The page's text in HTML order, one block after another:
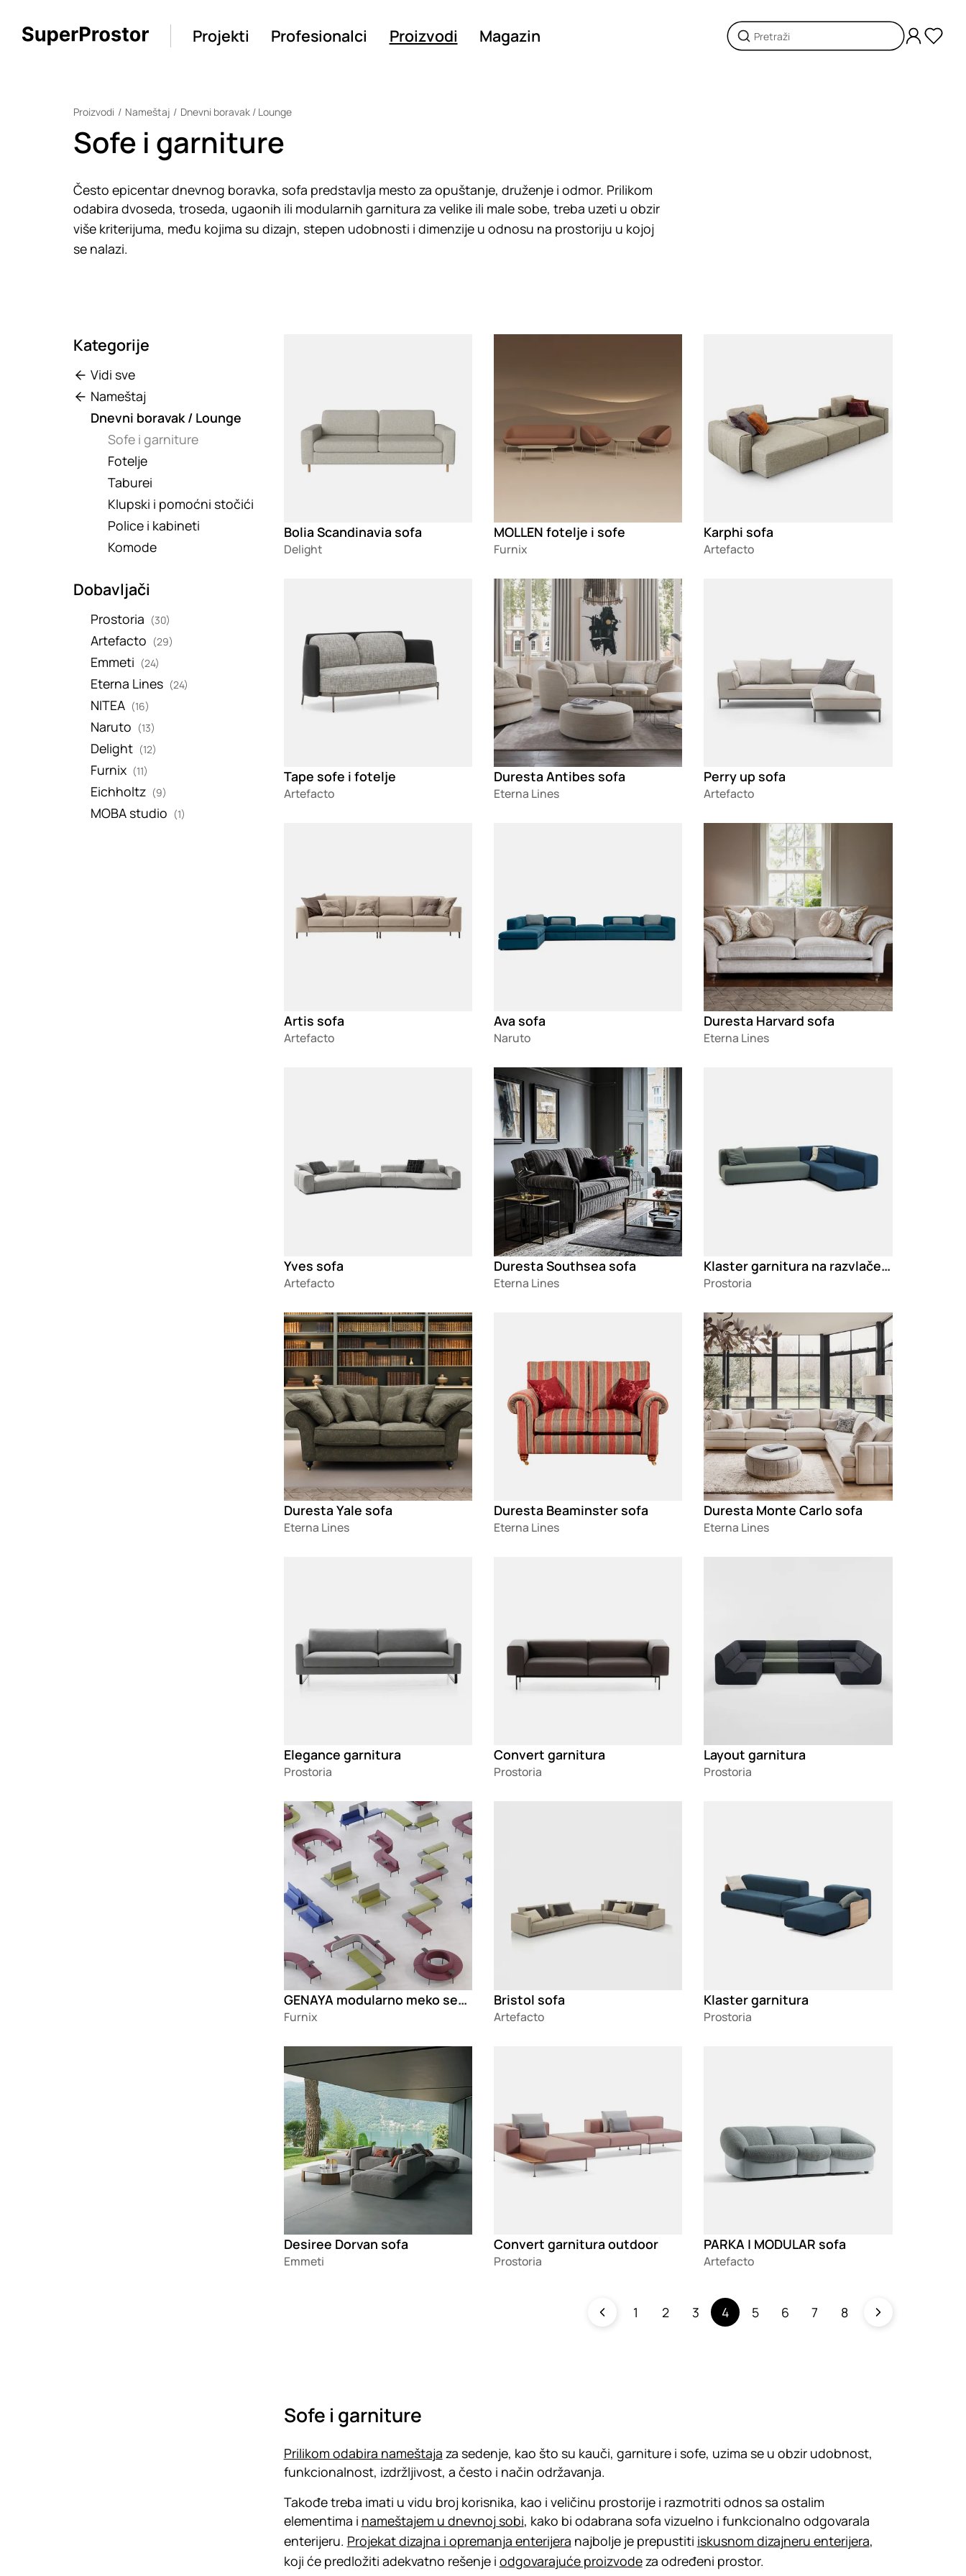
Projekti Profesionalci Proizvodi Magazin
Proizvodi Nameštaj Dnevni boravak / Lounge
Sofe i garniture
Često epicentar dnevnog boravka, sofa predstavlja mesto za opuštanje, druženje i odmor. Prilikom
odabira dvoseda, troseda, ugaonih ili modularnih garnitura za velike ili male sobe, treba uzeti u obzir
više kriterijuma, među kojima su dizajn, stepen udobnosti i dimenzije u odnosu na prostoriju u kojoj
se nalazi.
Kategorije
Vidi sve
Nameštaj
Dnevni boravak / Lounge
Sofe i garniture
Fotelje
Taburei
Klupski i pomoćni stočići
Police i kabineti
Komode
Dobavljači
Prostoria (30)
Artefacto (29)
Emmeti (24)
Eterna Lines (24)
NITEA (16)
Naruto (13)
Delight (12)
Furnix (11)
Eichholtz (9)
MOBA studio (1)
Bolia Scandinavia sofa
Delight
MOLLEN fotelje i sofe
Furnix
Karphi sofa
Artefacto
Tape sofe i fotelje
Artefacto
Loading
Duresta Antibes sofa
Eterna Lines
Perry up sofa
Artefacto
Artis sofa
Artefacto
Ava sofa
Naruto
Duresta Harvard sofa
Eterna Lines
Yves sofa
Artefacto
Loading
Duresta Southsea sofa
Eterna Lines
Klaster garnitura na razvlačenje
Prostoria
Loading
Duresta Yale sofa
Eterna Lines
Duresta Beaminster sofa
Eterna Lines
Loading
Duresta Monte Carlo sofa
Eterna Lines
Elegance garnitura
Prostoria
Convert garnitura
Prostoria
Layout garnitura
Prostoria
Loading
GENAYA modularno meko sedenje
Furnix
Bristol sofa
Artefacto
Klaster garnitura
Prostoria
Desiree Dorvan sofa
Emmeti
Convert garnitura outdoor
Prostoria
PARKA | MODULAR sofa
Artefacto
1 2 3 4 5 6 7 8
Sofe i garniture
Prilikom odabira nameštaja za sedenje, kao što su kauči, garniture i sofe, uzima se u obzir udobnost,
funkcionalnost, izdržljivost, a često i način održavanja.
Takođe treba imati u vidu broj korisnika, kao i veličinu prostorije i razmotriti odnos sa ostalim
elementima i nameštajem u dnevnoj sobi, kako bi odabrana sofa vizuelno i funkcionalno odgovarala
enterijeru. Projekat dizajna i opremanja enterijera najbolje je prepustiti iskusnom dizajneru enterijera,
koji će predložiti adekvatno rešenje i odgovarajuće proizvodeza određeni prostor.